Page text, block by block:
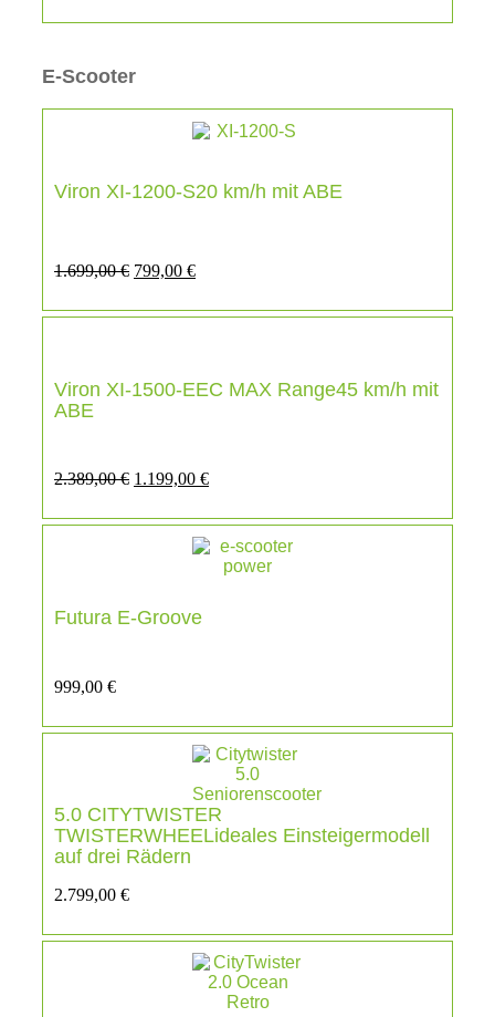
E-Scooter
Viron XI-1200-S20 km/h mit ABE
1.699,00€ 799,00 €
Viron XI-1500-EEC MAX Range45 km/h mit
ABE
2.389,00€ 1.199,00 €
Futura E-Groove
999,00 €
5.0 CITYTWISTER
TWISTERWHEELideales Einsteigermodell
auf drei Rädern
2.799,00 €